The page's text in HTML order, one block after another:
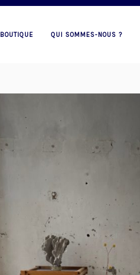
BOUTIQUE QUI SOMMES-NOUS ?